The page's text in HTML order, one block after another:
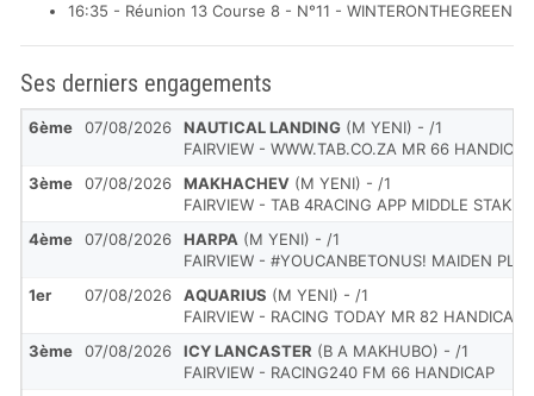
16:35 - Réunion 13 Course 8 - N°11 - WINTERONTHEGREEN
Ses derniers engagements
6ème 07/08/2026 NAUTICAL LANDING (M YENI) - /1
FAIRVIEW - WWW.TAB.CO.ZA MR 66 HANDICAP
3ème
07/08/2026 MAKHACHEV (M YENI) - /1
FAIRVIEW - TAB 4RACING APP MIDDLE STAKES
4ème
07/08/2026 HARPA (M YENI) - /1
FAIRVIEW - #YOUCANBETONUS! MAIDEN
1er
07/08/2026 AQUARIUS (M YENI) - /1
FAIRVIEW - RACING TODAY MR 82 HANDICAP
3ème
07/08/2026 ICY LANCASTER (B A MAKHUBO) - /1
FAIRVIEW - RACING240 FM 66 HANDICAP